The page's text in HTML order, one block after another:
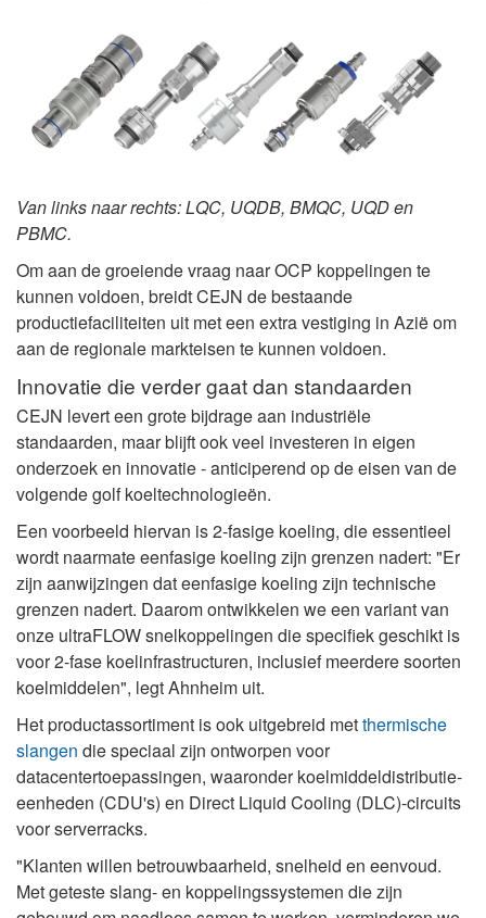
Van links naar rechts: LQC, UQDB, BMQC, UQD en
PBMC.
Om aan de groeiende vraag naar OCP koppelingen te
kunnen voldoen, breidt CEJN de bestaande
productiefaciliteiten uit met een extra vestiging in Azië om
aan de regionale markteisen te kunnen voldoen.
Innovatie die verder gaat dan standaarden
CEJN levert een grote bijdrage aan industriële
standaarden, maar blijft ook veel investeren in eigen
onderzoek en innovatie - anticiperend op de eisen van de
volgende golf koeltechnologieën.
Een voorbeeld hiervan is 2-fasige koeling, die essentieel
wordt naarmate eenfasige koeling zijn grenzen nadert: "Er
zijn aanwijzingen dat eenfasige koeling zijn technische
grenzen nadert. Daarom ontwikkelen we een variant van
onze ultraFLOW snelkoppelingen die specifiek geschikt is
voor 2-fase koelinfrastructuren, inclusief meerdere soorten
koelmiddelen", legt Ahnheim uit.
Het productassortiment is ook uitgebreid metthermische
slangen die speciaal zijn ontworpen voor
datacentertoepassingen, waaronder koelmiddeldistributie-
eenheden (CDU's) en Direct Liquid Cooling (DLC)-circuits
voor serverracks.
"Klanten willen betrouwbaarheid, snelheid en eenvoud.
Met geteste slang- en koppelingssystemen die zijn